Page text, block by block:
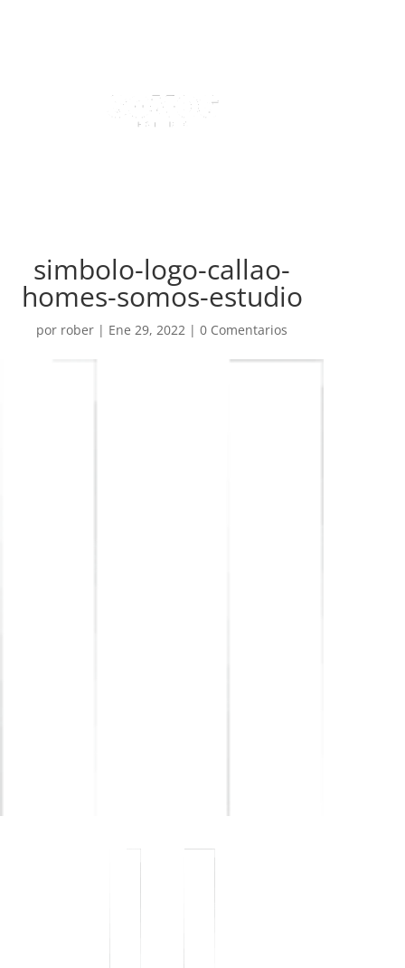
simbolo-logo-callao-
homes-somos-estudio
por rober | Ene 29, 2022 |0 Comentarios